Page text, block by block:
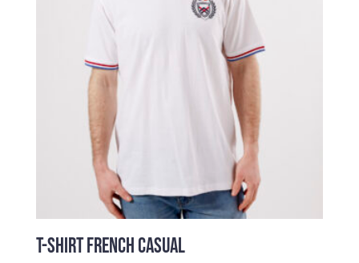
T-SHIRT FRENCH CASUAL